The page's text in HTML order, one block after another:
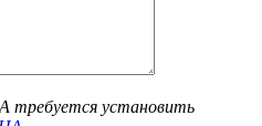
требуется установить